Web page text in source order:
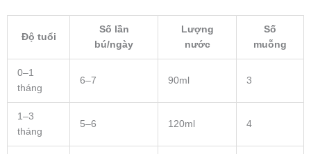
Độ tuổi
Số lần
bú/ngày
Lượng
nước
Số
muỗng
0–1
tháng
6–7 90ml 3
1–3
tháng
5–6 120ml 4